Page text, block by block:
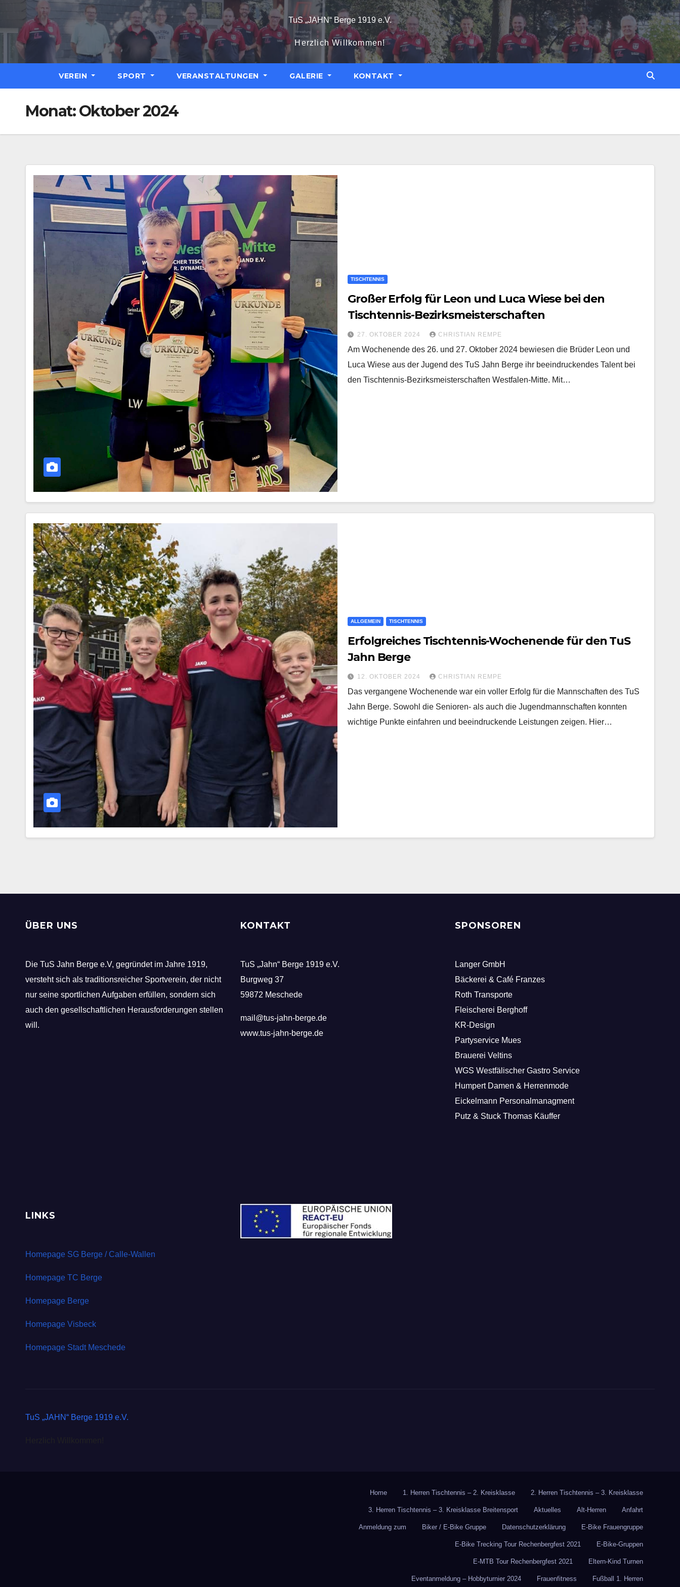
springen
TuS „JAHN“ Berge 1919 e.V.
Herzlich Willkommen!
VEREIN SPORT VERANSTALTUNGEN GALERIE KONTAKT
Monat:Oktober 2024
TISCHTENNIS
Großer Erfolg für Leon und Luca Wiese bei den
Tischtennis-Bezirksmeisterschaften
27. OKTOBER 2024 CHRISTIAN REMPE
Am Wochenende des 26. und 27. Oktober 2024 bewiesen die Brüder Leon und
Luca Wiese aus der Jugend des TuS Jahn Berge ihr beeindruckendes Talent bei
den Tischtennis-Bezirksmeisterschaften Westfalen-Mitte. Mit…
ALLGEMEIN TISCHTENNIS
Erfolgreiches Tischtennis-Wochenende für den TuS
Jahn Berge
12. OKTOBER 2024 CHRISTIAN REMPE
Das vergangene Wochenende war ein voller Erfolg für die Mannschaften des TuS
Jahn Berge. Sowohl die Senioren- als auch die Jugendmannschaften konnten
wichtige Punkte einfahren und beeindruckende Leistungen zeigen. Hier…
ÜBER UNS
Die TuS Jahn Berge e.V, gegründet im Jahre 1919,
versteht sich als traditionsreicher Sportverein, der nicht
nur seine sportlichen Aufgaben erfüllen, sondern sich
auch den gesellschaftlichen Herausforderungen stellen
will.
KONTAKT
TuS „Jahn“ Berge 1919 e.V.
Burgweg 37
59872 Meschede
mail@tus-jahn-berge.de
www.tus-jahn-berge.de
SPONSOREN
Langer GmbH
Bäckerei & Café Franzes
Roth Transporte
Fleischerei Berghoff
KR-Design
Partyservice Mues
Brauerei Veltins
WGS Westfälischer Gastro Service
Humpert Damen & Herrenmode
Eickelmann Personalmanagment
Putz & Stuck Thomas Käuffer
LINKS
Homepage SG Berge / Calle-Wallen
Homepage TC Berge
Homepage Berge
Homepage Visbeck
Homepage Stadt Meschede
TuS „JAHN“ Berge 1919 e.V.
Home 1. Herren Tischtennis – 2. Kreisklasse 2. Herren Tischtennis – 3. Kreisklasse
3. Herren Tischtennis – 3. Kreisklasse Breitensport Aktuelles Alt-Herren Anfahrt
Anmeldung zum Biker / E-Bike Gruppe Datenschutzerklärung E-Bike Frauengruppe
E-Bike Trecking Tour Rechenbergfest 2021 E-Bike-Gruppen
E-MTB Tour Rechenbergfest 2021 Eltern-Kind Turnen
Eventanmeldung – Hobbyturnier 2024 Frauenfitness Fußball 1. Herren